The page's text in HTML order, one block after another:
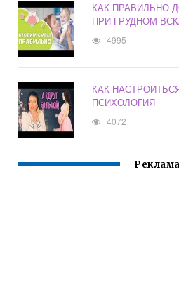
КАК ПРАВИЛЬНО
ПРИ ГРУДНОМ
4995
КАК
ПСИХОЛОГИЯ
4072
Реклама